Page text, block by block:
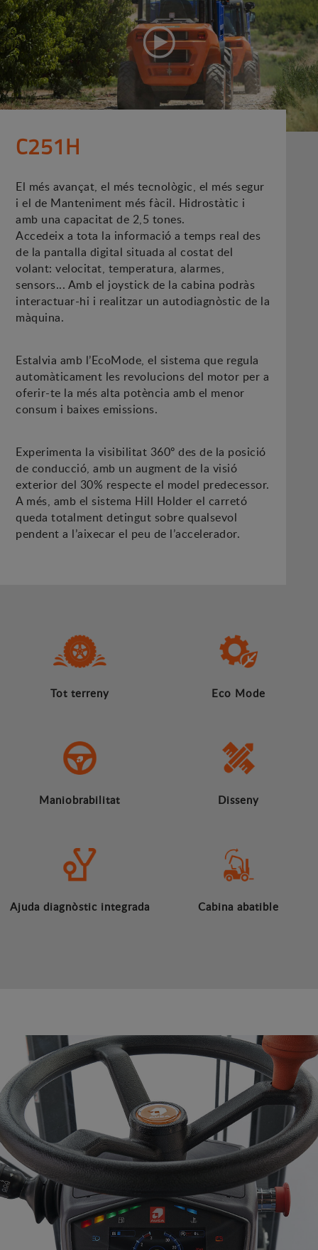
C251H
El més avançat, el més tecnològic, el més segur
i el de Manteniment més fàcil. Hidrostàtic i
amb una capacitat de 2,5 tones.
Accedeix a tota la informació a temps real des
de la pantalla digital situada al costat del
volant: velocitat, temperatura, alarmes,
sensors... Amb el joystick de la cabina podràs
interactuar-hi i realitzar un autodiagnòstic de la
màquina.
Estalvia amb l’EcoMode, el sistema que regula
automàticament les revolucions del motor per a
oferir-te la més alta potència amb el menor
consum i baixes emissions.
Experimenta la visibilitat 360º des de la posició
de conducció, amb un augment de la visió
exterior del 30% respecte el model predecessor.
A més, amb el sistema Hill Holder el carretó
queda totalment detingut sobre qualsevol
pendent a l’aixecar el peu de l’accelerador.
Tot terreny Eco Mode
Maniobrabilitat Disseny
Ajuda diagnòstic integrada Cabina abatible